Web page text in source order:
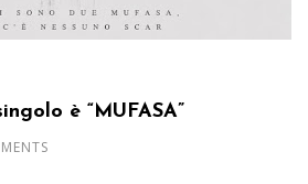
è “MUFASA”